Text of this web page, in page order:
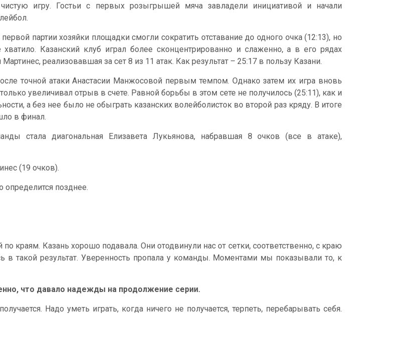
игру. Гостьи с первых розыгрышей мяча завладели инициативой и начали
партии хозяйки площадки смогли сократить отставание до одного очка (12:13), но
Казанский клуб играл более сконцентрированно и слаженно, а в его рядах
реализовавшая за сет 8 из 11 атак. Как результат – 25:17 в пользу Казани.
точной атаки Анастасии Манжосовой первым темпом. Однако затем их игра вновь
увеличивал отрыв в счете. Равной борьбы в этом сете не получилось (25:11), как и
а без нее было не обыграть казанских волейболисток во второй раз кряду. В итоге
в финал.
стала диагональная Елизавета Лукьянова, набравшая 8 очков (все в атаке),
(19 очков).
позднее.
краям. Казань хорошо подавала. Они отодвинули нас от сетки, соответственно, с краю
такой результат. Уверенность пропала у команды. Моментами мы показывали то, к
что давало надежды на продолжение серии.
Надо уметь играть, когда ничего не получается, терпеть, перебарывать себя.